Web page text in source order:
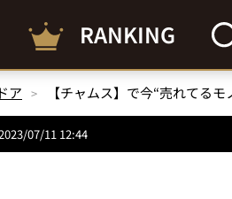
RANKING
ア
07/11 12:44